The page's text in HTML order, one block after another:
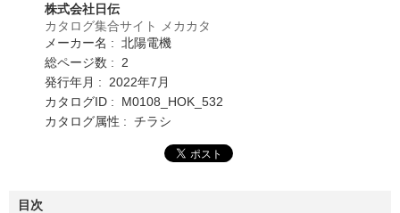
株式会社日伝
カタログ集合サイト メカカタ
メーカー名 : 北陽電機
総ページ数 : 2
発行年月 : 2022年7月
カタログID : M0108_HOK_532
カタログ属性 : チラシ
目次